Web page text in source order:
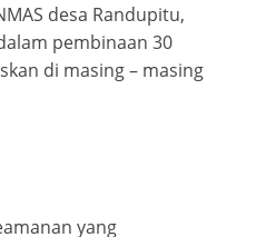
desa Randupitu,
pembinaan 30
di masing – masing
yang